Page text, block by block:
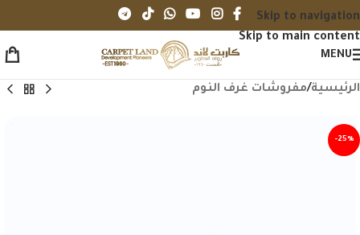
Skip to navigation
Skip to main content
MENU
الرئيسية/مفروشات غرف النوم
-25%